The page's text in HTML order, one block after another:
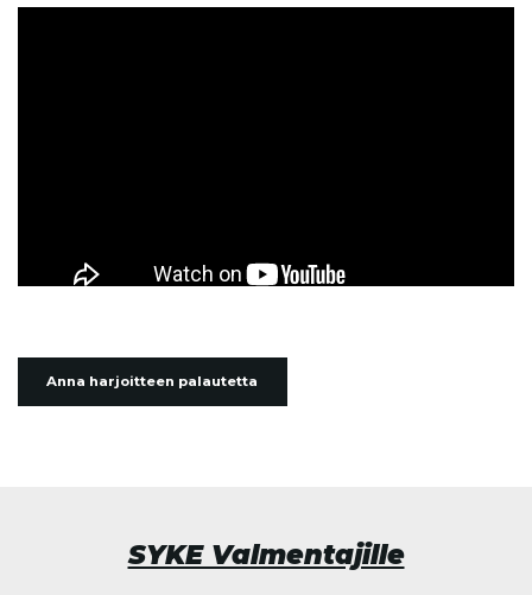
Anna harjoitteen palautetta
SYKE Valmentajille